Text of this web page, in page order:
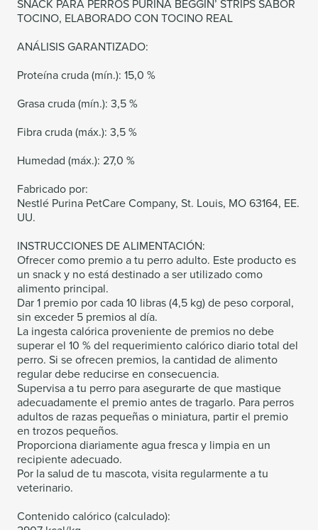
SNACK PARA PERROS PURINA BEGGIN’ STRIPS SABOR
TOCINO, ELABORADO CON TOCINO REAL
ANÁLISIS GARANTIZADO:
Proteína cruda (mín.): 15,0 %
Grasa cruda (mín.): 3,5 %
Fibra cruda (máx.): 3,5 %
Humedad (máx.): 27,0 %
Fabricado por:
Nestlé Purina PetCare Company, St. Louis, MO 63164, EE.
UU.
INSTRUCCIONES DE ALIMENTACIÓN:
Ofrecer como premio a tu perro adulto. Este producto es
un snack y no está destinado a ser utilizado como
alimento principal.
Dar 1 premio por cada 10 libras (4,5 kg) de peso corporal,
sin exceder 5 premios al día.
La ingesta calórica proveniente de premios no debe
superar el 10 % del requerimiento calórico diario total del
perro. Si se ofrecen premios, la cantidad de alimento
regular debe reducirse en consecuencia.
Supervisa a tu perro para asegurarte de que mastique
adecuadamente el premio antes de tragarlo. Para perros
adultos de razas pequeñas o miniatura, partir el premio
en trozos pequeños.
Proporciona diariamente agua fresca y limpia en un
recipiente adecuado.
Por la salud de tu mascota, visita regularmente a tu
veterinario.
Contenido calórico (calculado):